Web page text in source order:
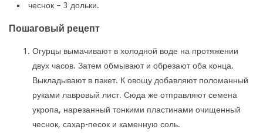
чеснок – 3 дольки.
Пошаговый рецепт
Огурцы вымачивают в холодной воде на протяжении
двух часов. Затем обмывают и обрезают оба конца.
Выкладывают в пакет. К овощу добавляют поломанный
руками лавровый лист. Сюда же отправляют семена
укропа, нарезанный тонкими пластинами очищенный
чеснок, сахар-песок и каменную соль.